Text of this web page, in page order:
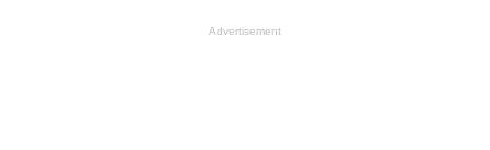
Advertisement